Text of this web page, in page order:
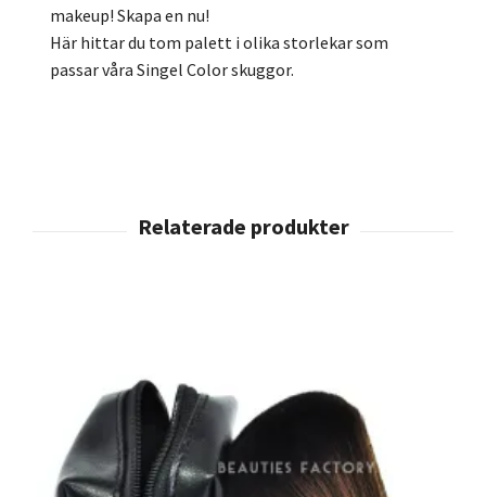
makeup! Skapa en nu!
Här hittar du tom palett i olika storlekar som
passar våra Singel Color skuggor.